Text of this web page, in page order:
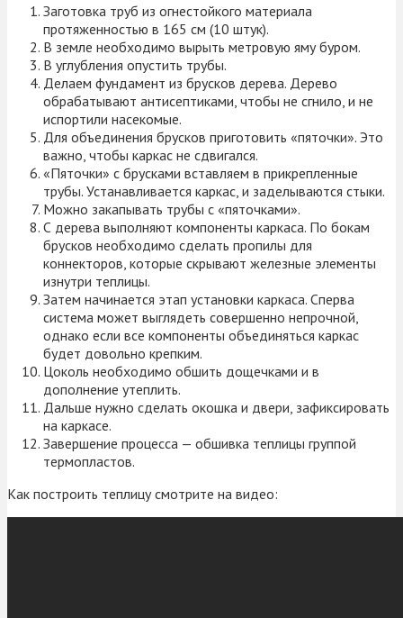
Заготовка труб из огнестойкого материала
протяженностью в 165 см (10 штук).
В земле необходимо вырыть метровую яму буром.
В углубления опустить трубы.
Делаем фундамент из брусков дерева. Дерево
обрабатывают антисептиками, чтобы не сгнило, и не
испортили насекомые.
Для объединения брусков приготовить «пяточки». Это
важно, чтобы каркас не сдвигался.
«Пяточки» с брусками вставляем в прикрепленные
трубы. Устанавливается каркас, и заделываются стыки.
Можно закапывать трубы с «пяточками».
С дерева выполняют компоненты каркаса. По бокам
брусков необходимо сделать пропилы для
коннекторов, которые скрывают железные элементы
изнутри теплицы.
Затем начинается этап установки каркаса. Сперва
система может выглядеть совершенно непрочной,
однако если все компоненты объединяться каркас
будет довольно крепким.
Цоколь необходимо обшить дощечками и в
дополнение утеплить.
Дальше нужно сделать окошка и двери, зафиксировать
на каркасе.
Завершение процесса — обшивка теплицы группой
термопластов.
Как построить теплицу смотрите на видео: